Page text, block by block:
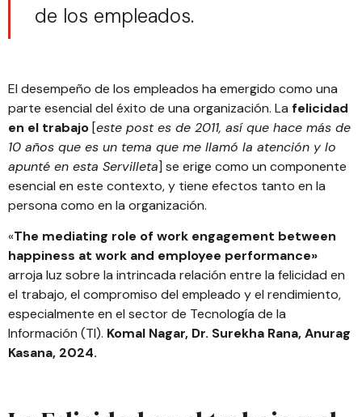
de los empleados.
El desempeño de los empleados ha emergido como una
parte esencial del éxito de una organización. La felicidad
en el trabajo [este post es de 2011, así que hace más de
10 años que es un tema que me llamó la atención y lo
apunté en esta Servilleta] se erige como un componente
esencial en este contexto, y tiene efectos tanto en la
persona como en la organización.
«The mediating role of work engagement between
happiness at work and employee performance»
arroja luz sobre la intrincada relación entre la felicidad en
el trabajo, el compromiso del empleado y el rendimiento,
especialmente en el sector de Tecnología de la
Información (TI). Komal Nagar, Dr. Surekha Rana, Anurag
Kasana, 2024.